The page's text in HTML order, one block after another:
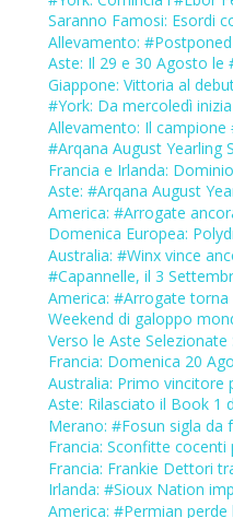
Saranno Famosi: Esordi
Allevamento:
Aste: Il 29 e 30 Agosto le
Giappone: Vittoria al
#York: Da mercoledì
Allevamento: Il
#Arqana August Yearling
Francia e Irlanda:
Aste: #Arqana August
America: #Arrogate
Domenica Europea:
Australia: #Winx vince
#Capannelle, il 3
America: #Arrogate torna
Weekend di galoppo
Verso le Aste Selezionate
Francia: Domenica 20
Australia: Primo vincitore
Aste: Rilasciato il Book 1
Merano: #Fosun sigla da
Francia: Sconfitte
Francia: Frankie Dettori
Irlanda: #Sioux Nation
America: #Permian perde